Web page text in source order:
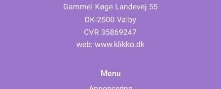
web: www.klikko.dk
Menu